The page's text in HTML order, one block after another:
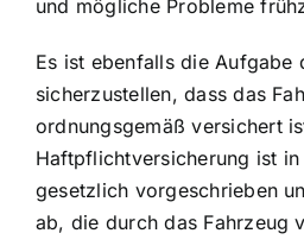
und mögliche Probleme
Es ist ebenfalls die Aufgabe
sicherzustellen, dass das
ordnungsgemäß versichert
Haftpflichtversicherung ist in
gesetzlich vorgeschrieben
ab, die durch das Fahrzeug